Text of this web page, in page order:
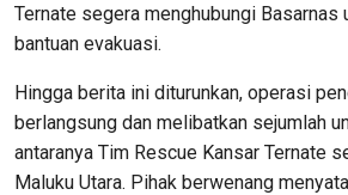
Ternate segera menghubungi Basarnas
bantuan evakuasi.
Hingga berita ini diturunkan, operasi
berlangsung dan melibatkan sejumlah
antaranya Tim Rescue Kansar Ternate
Maluku Utara. Pihak berwenang